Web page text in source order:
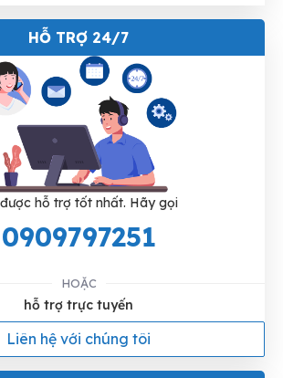
HỖ TRỢ 24/7
hỗ trợ tốt nhất. Hãy gọi
0909797251
HOẶC
hỗ trợ trực tuyến
Liên hệ với chúng tôi